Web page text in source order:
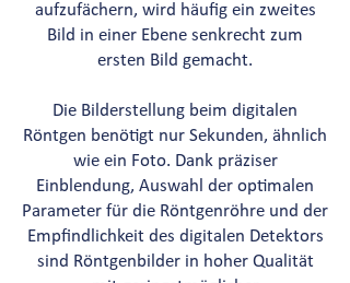
aufzufächern, wird häufig ein zweites
Bild in einer Ebene senkrecht zum
ersten Bild gemacht.
Die Bilderstellung beim digitalen
Röntgen benötigt nur Sekunden, ähnlich
wie ein Foto. Dank präziser
Einblendung, Auswahl der optimalen
Parameter für die Röntgenröhre und der
Empfindlichkeit des digitalen Detektors
sind Röntgenbilder in hoher Qualität